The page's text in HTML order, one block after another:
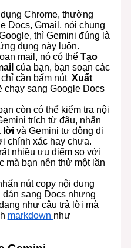
Chrome, thường
Docs, Gmail, nói chung
thì Gemini đúng là
dụng này luôn.
mail, nó có thểTạo
của bạn, bạn soạn các
cần bấm nút Xuất
chạy sang Google Docs
còn có thể kiểm tra nội
trích từ đâu, nhấn
lời và Gemini tự động đi
chính xác hay chưa.
nhiều ưu điểm so với
mà bạn nên thử một lần
nút copy nội dung
sang Docs nhưng
như câu trả lời mà
markdown như